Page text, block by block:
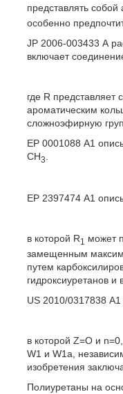
представлять
особенно
JP 2006-003433 А
включает
где R представляет
ароматическим
сложноэфирную
ЕР 0001088 А1
СН3
ЕР 2397474 А1
в которой R1
может
замещенным
путем
гидроксиуретанов и
US 2010/0317838
в которой Z=О и
W1 и W1a,
изобретения
Полиуретаны на